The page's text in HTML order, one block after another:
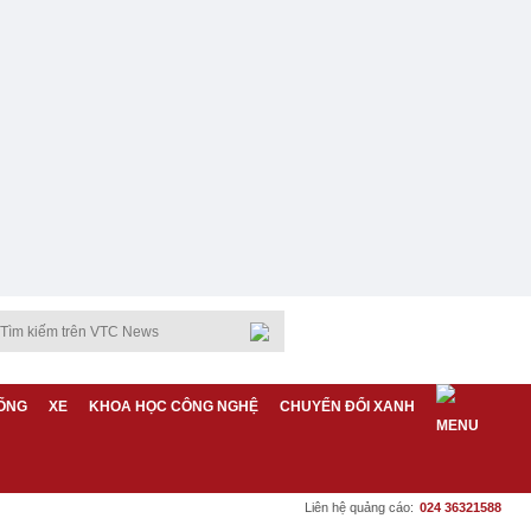
XE KHOA HỌC CÔNG NGHỆ CHUYỂN ĐỔI XANH
Liên hệ quảng cáo: 024 36321588